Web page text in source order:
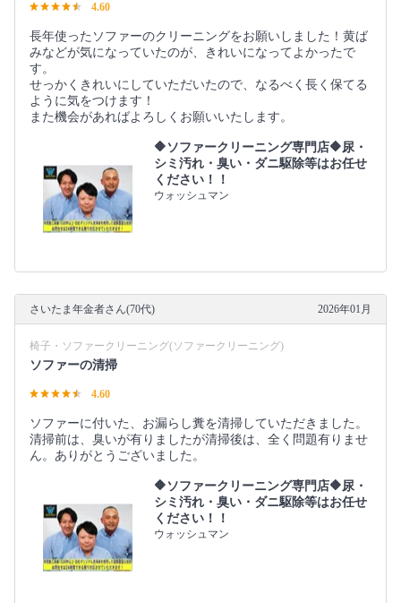
4.60
長年使ったソファーのクリーニングをお願いしました！黄ば
みなどが気になっていたのが、きれいになってよかったで
す。
せっかくきれいにしていただいたので、なるべく長く保てる
ように気をつけます！
また機会があればよろしくお願いいたします。
🔶ソファークリーニング専門店🔶尿・
シミ汚れ・臭い・ダニ駆除等はお任せ
ください！！
ウォッシュマン
さいたま年金者さん(70代) 2026年01月
椅子・ソファークリーニング(ソファークリーニング)
ソファーの清掃
4.60
ソファーに付いた、お漏らし糞を清掃していただきました。
清掃前は、臭いが有りましたが清掃後は、全く問題有りませ
ん。ありがとうございました。
🔶ソファークリーニング専門店🔶尿・
シミ汚れ・臭い・ダニ駆除等はお任せ
ください！！
ウォッシュマン